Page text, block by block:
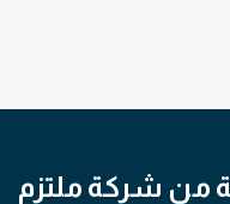
من شركة ملتزم